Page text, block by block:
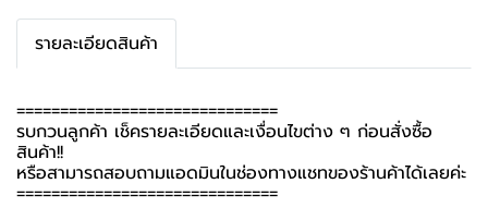
รายละเอียดสินค้า
==============================
รบกวนลูกค้า เช็ครายละเอียดและเงื่อนไขต่าง ๆ ก่อนสั่งซื้อ
สินค้า!!
หรือสามารถสอบถามแอดมินในช่องทางแชทของร้านค้าได้เลยค่ะ
==============================